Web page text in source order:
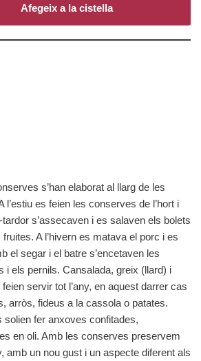
Afegeix a la cistella
s’han elaborat al llarg de les
l’estiu es feien les conserves de l’hort i
tardor s’assecaven i es salaven els bolets
A l’hivern es matava el porc i es
el segar i el batre s’encetaven les
i els pernils. Cansalada, greix (llard) i
servir tot l’any, en aquest darrer cas
arròs, fideus a la cassola o patates.
solien fer anxoves confitades,
en oli. Amb les conserves preservem
amb un nou gust i un aspecte diferent als